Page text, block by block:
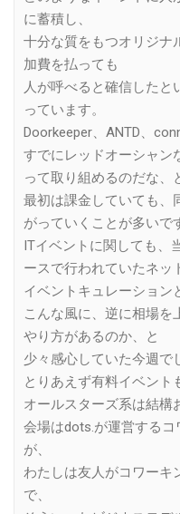
に蓄積し、
十分な質をもつオリジナ
加費を払っても
人が呼べると確信したと
っています。
Doorkeeper、ANTD、
すでにレッドオーシャン
って取り組めるのだな、
最初は課金していても、
がっていくことが多いで
ITイベントに関しても、
ースで行われていたネッ
イベントキュレーション
こんな風に、逆に相場を
やり方があるのか、と
少々感心していた今週で
とりあえず有料イベント
オールスターズ系は結構
会場はdots.が運営する
が、
わたしは友人がコワーキ
で、